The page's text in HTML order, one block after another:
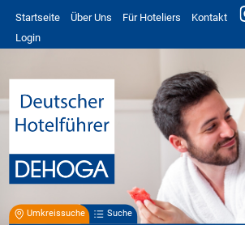
Startseite Über Uns Für Hoteliers
Kontakt
Login
Umkreissuche Suche